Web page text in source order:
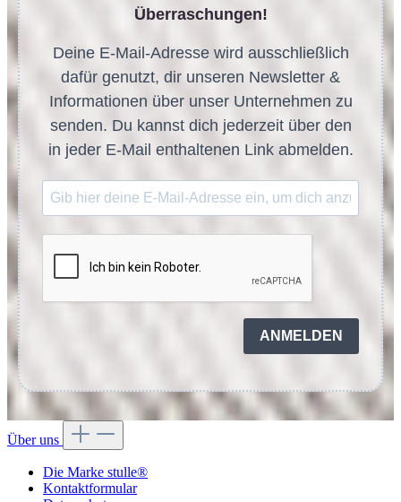
Überraschungen!
Deine E-Mail-Adresse wird ausschließlich
dafür genutzt, dir unseren Newsletter &
Informationen über unser Unternehmen zu
senden. Du kannst dich jederzeit über den
in jeder E-Mail enthaltenen Link abmelden.
ANMELDEN
Über uns
Die Marke stulle®
Kontaktformular